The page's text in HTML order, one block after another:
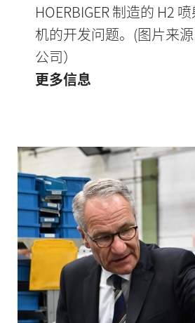
HOERBIGER 制造的 H2
机的开发问题。(图片来
公司）
更多信息